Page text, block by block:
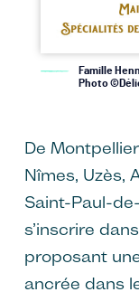
Famille
Photo
De
Nîmes, Uzès,
Saint-Paul-
s’inscrire
proposant
ancrée dans